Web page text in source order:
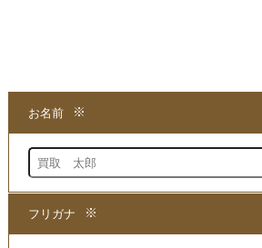
★当店は、苫米地英人さんの
仮空中と超越～超時空間の自我構築
」 DVDを
する専門店でございます。
まずは商品の価値を判断できる